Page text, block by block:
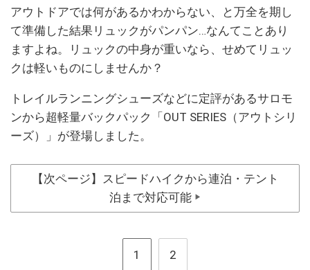
アウトドアでは何があるかわからない、と万全を期し
て準備した結果リュックがパンパン…なんてことあり
ますよね。リュックの中身が重いなら、せめてリュッ
クは軽いものにしませんか？
トレイルランニングシューズなどに定評があるサロモ
ンから超軽量バックパック「OUT SERIES（アウトシリ
ーズ）」が登場しました。
【次ページ】スピードハイクから連泊・テント
泊まで対応可能 ▶
1 2